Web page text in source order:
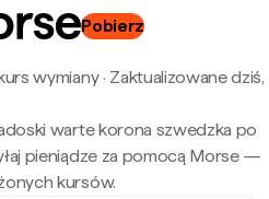
Pobierz
wymiany· Zaktualizowane dziś,
warte korona szwedzka po
pieniądze za pomocą Morse —
kursów.